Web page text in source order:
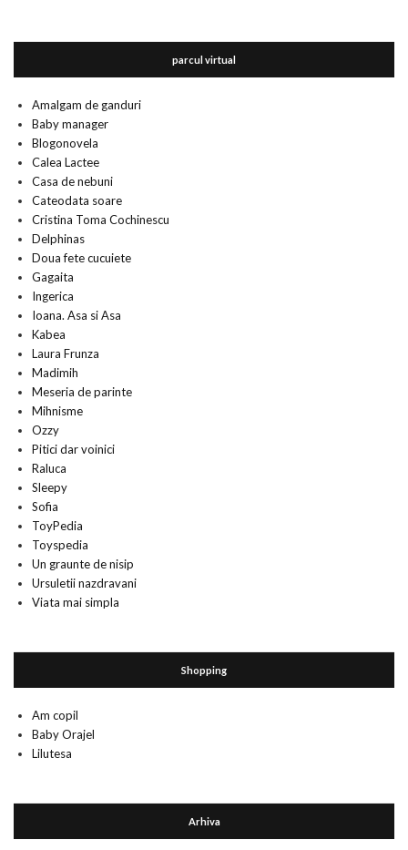
parcul virtual
Amalgam de ganduri
Baby manager
Blogonovela
Calea Lactee
Casa de nebuni
Cateodata soare
Cristina Toma Cochinescu
Delphinas
Doua fete cucuiete
Gagaita
Ingerica
Ioana. Asa si Asa
Kabea
Laura Frunza
Madimih
Meseria de parinte
Mihnisme
Ozzy
Pitici dar voinici
Raluca
Sleepy
Sofia
ToyPedia
Toyspedia
Un graunte de nisip
Ursuletii nazdravani
Viata mai simpla
Shopping
Am copil
Baby Orajel
Lilutesa
Arhiva